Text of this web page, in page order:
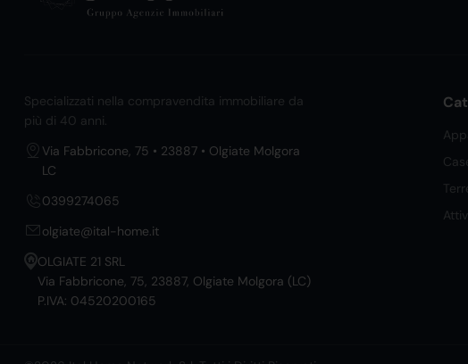
Specializzati nella compravendita immobiliare da
più di 40 anni.
Via Fabbricone, 75 • 23887 • Olgiate Molgora
LC
0399274065
olgiate@ital-home.it
OLGIATE 21 SRL
Via Fabbricone, 75, 23887, Olgiate Molgora (LC)
P.IVA: 04520200165